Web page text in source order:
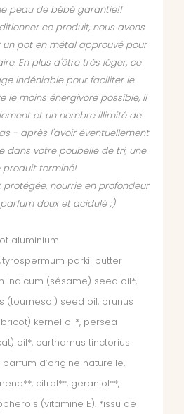
peau de bébé garantie!!
ce produit, nous avons
un pot en métal approuvé pour
En plus d'être très léger, ce
indéniable pour faciliter le
le moins énergivore possible, il
et un nombre illimité de
- après l'avoir éventuellement
dans votre poubelle de tri, une
produit terminé!
nourrie en profondeur
doux et acidulé ;)
aluminium
parkii butter
indicum (sésame) seed oil*,
(tournesol) seed oil, prunus
kernel oil*, persea
oil*, carthamus tinctorius
d’origine naturelle,
citral**, geraniol**,
(vitamine E). *issu de